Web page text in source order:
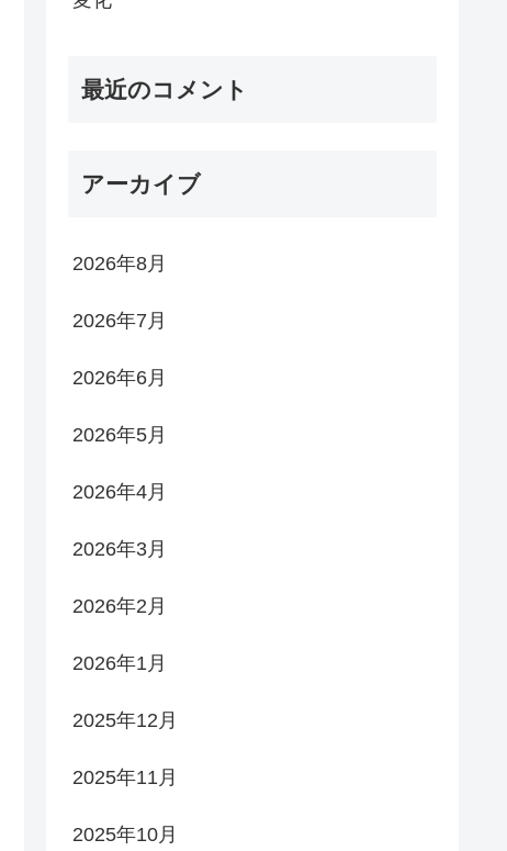
最近のコメント
アーカイブ
2026年8月
2026年7月
2026年6月
2026年5月
2026年4月
2026年3月
2026年2月
2026年1月
2025年12月
2025年11月
2025年10月